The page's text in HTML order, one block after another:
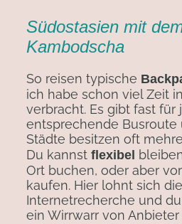
Südostasien mit
Kambodscha
So reisen typische
ich habe schon viel Zeit
verbracht. Es gibt fast für
entsprechende Busroute
Städte besitzen oft
Du kannst flexibel
Ort buchen, oder aber
kaufen. Hier lohnt sich die
Internetrecherche und
ein Wirrwarr von